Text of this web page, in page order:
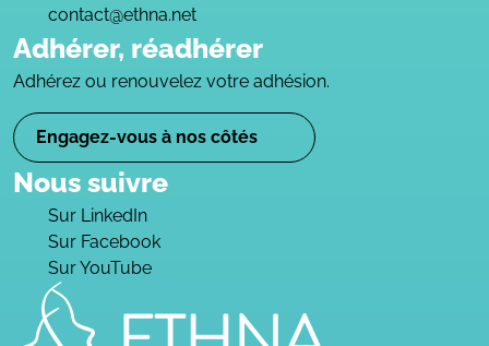
contact@ethna.net
Adhérer, réadhérer
Adhérez ou renouvelez votre adhésion.
Engagez-vous à nos côtés
Nous suivre
Sur LinkedIn
Sur Facebook
Sur YouTube